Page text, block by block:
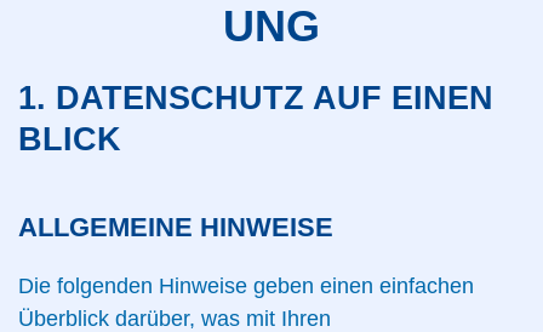
UNG
1. DATENSCHUTZ AUF EINEN
BLICK
ALLGEMEINE HINWEISE
Die folgenden Hinweise geben einen einfachen
Überblick darüber, was mit Ihren